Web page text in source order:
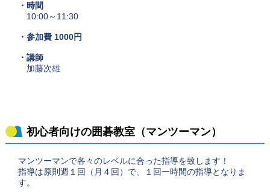
・時間
10:00～11:30
・参加費 1000円
・講師
加藤次雄
初心者向けの囲碁教室（マンツーマン）
マンツーマンで各々のレベルに合った指導を致します！
指導は原則週１回（月４回）で、１回一時間の指導となりま
す。